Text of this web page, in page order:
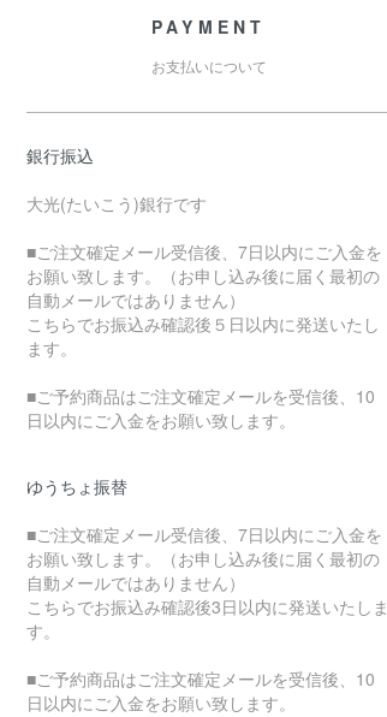
PAYMENT
お支払いについて
銀行振込
大光(たいこう)銀行です
■ご注文確定メール受信後、7日以内にご入金を
お願い致します。（お申し込み後に届く最初の
自動メールではありません）
こちらでお振込み確認後５日以内に発送いたし
ます。
■ご予約商品はご注文確定メールを受信後、10
日以内にご入金をお願い致します。
ゆうちょ振替
■ご注文確定メール受信後、7日以内にご入金を
お願い致します。（お申し込み後に届く最初の
自動メールではありません）
こちらでお振込み確認後3日以内に発送いたしま
す。
■ご予約商品はご注文確定メールを受信後、10
日以内にご入金をお願い致します。